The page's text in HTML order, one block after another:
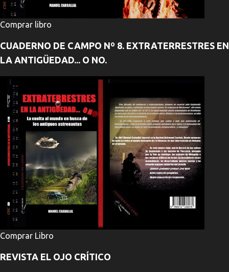
Comprar libro
CUADERNO DE CAMPO Nº 8. EXTRATERRESTRES EN
LA ANTIGÜEDAD... O NO.
Comprar Libro
REVISTA EL OJO CRÍTICO